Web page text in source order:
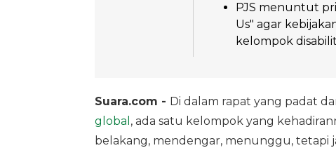
PJS menuntut
Us" agar
kelompok
Suara.com - Di dalam rapat yang padat
global , ada satu kelompok yang
belakang, mendengar, menunggu, tetapi